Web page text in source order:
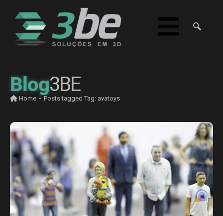
Blog3BE
Home • Posts tagged Tag: avatoys